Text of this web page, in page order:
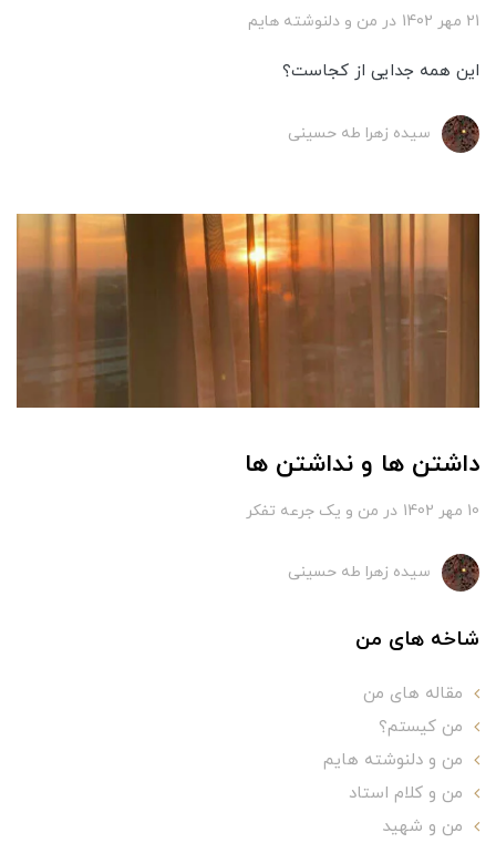
21 مهر 1402 در من و دلنوشته هایم
این همه جدایی از کجاست؟
سیده زهرا طه حسینی
داشتن ها و نداشتن ها
10 مهر 1402 در من و یک جرعه تفکر
سیده زهرا طه حسینی
شاخه های من
مقاله های من
من کیستم؟
من و دلنوشته هایم
من و کلام استاد
من و شهید